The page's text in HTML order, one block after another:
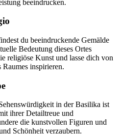
beeindrucken.
du beeindruckende Gemälde
Bedeutung dieses Ortes
religiöse Kunst und lasse dich von
Raumes inspirieren.
in der Basilika ist
ihrer Detailtreue und
die kunstvollen Figuren und
Schönheit verzaubern.